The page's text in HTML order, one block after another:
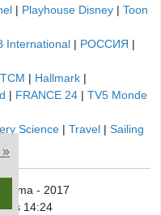
»
| Playhouse Disney | Toon
International | РОССИЯ |
TCM | Hallmark |
| FRANCE 24 | TV5 Monde
Science | Travel | Sailing
- 2017
14:24